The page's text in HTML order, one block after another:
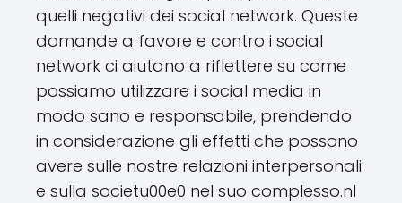
quelli negativi dei social network. Queste
domande a favore e contro i social
network ci aiutano a riflettere su come
possiamo utilizzare i social media in
modo sano e responsabile, prendendo
in considerazione gli effetti che possono
avere sulle nostre relazioni interpersonali
e sulla societu00e0 nel suo complesso.nI